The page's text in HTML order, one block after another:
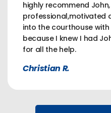
highly recommend
professional,motivated
into the courthouse
because I knew I had
for all the help.
Christian R.